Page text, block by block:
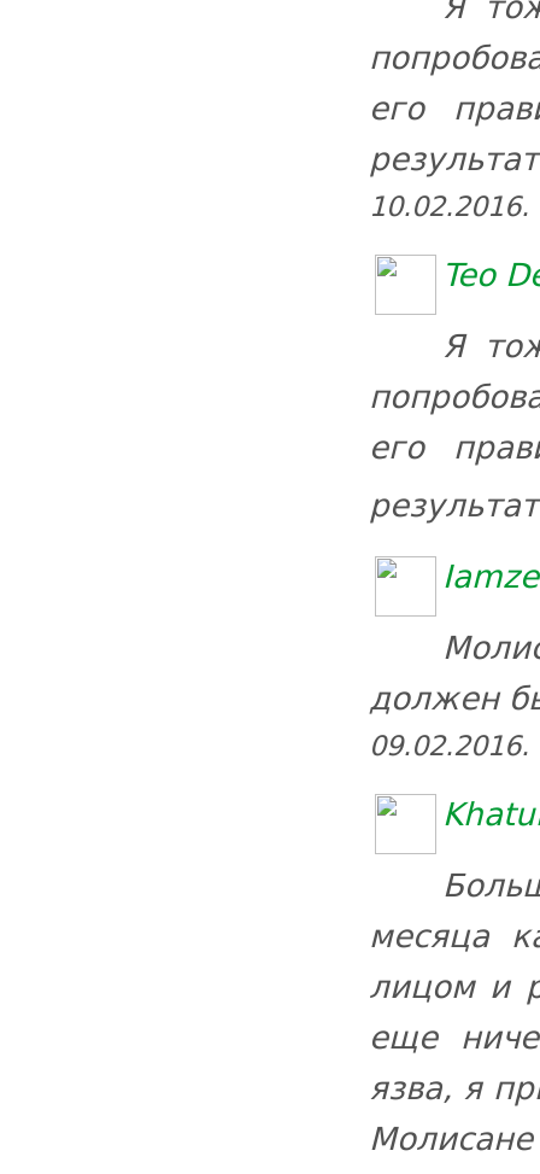
его
10.02.2016.
Teo
Я
его
должен
09.02.2016.
месяца
лицом и
еще
язва, я